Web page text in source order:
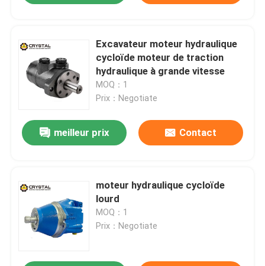
Excavateur moteur hydraulique
cycloïde moteur de traction
hydraulique à grande vitesse
MOQ：1
Prix：Negotiate
meilleur prix Contact
moteur hydraulique cycloïde
lourd
MOQ：1
Prix：Negotiate